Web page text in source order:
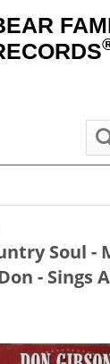
Soul -
- Sings